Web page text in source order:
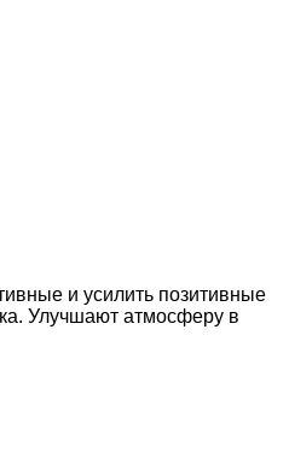
и усилить позитивные
Улучшают атмосферу в